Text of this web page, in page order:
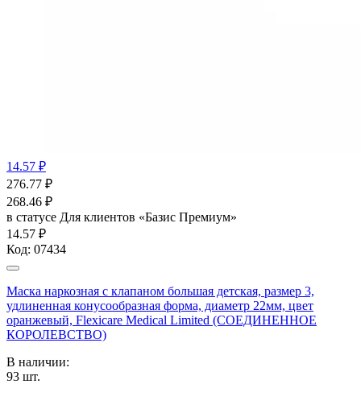
14.57 ₽
276.77 ₽
268.46 ₽
в статусе Для клиентов «Базис Премиум»
14.57 ₽
Код: 07434
Маска наркозная с клапаном большая детская, размер 3,
удлиненная конусообразная форма, диаметр 22мм, цвет
оранжевый, Flexicare Medical Limited (СОЕДИНЕННОЕ
КОРОЛЕВСТВО)
В наличии:
93 шт.